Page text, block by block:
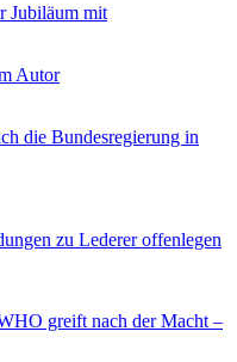
Jubiläum mit
Autor
die Bundesregierung in
zu Lederer offenlegen
greift nach der Macht –